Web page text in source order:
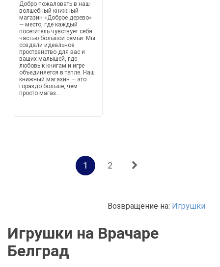
Добро пожаловать в наш
волшебный книжный
магазин «Доброе дерево»
— место, где каждый
посетитель чувствует себя
частью большой семьи. Мы
создали идеальное
пространство для вас и
ваших малышей, где
любовь к книгам и игре
объединяется в тепле. Наш
книжный магазин — это
гораздо больше, чем
просто магаз...
1 2
Возвращение на: Игрушки
Игрушки на Врачаре
Белград